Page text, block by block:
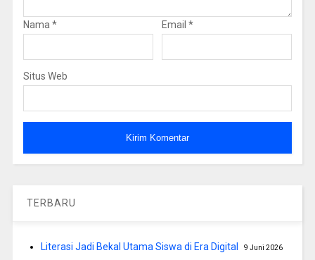
Nama * Email *
Situs Web
TERBARU
Literasi Jadi Bekal Utama Siswa di Era Digital 9 Juni 2026